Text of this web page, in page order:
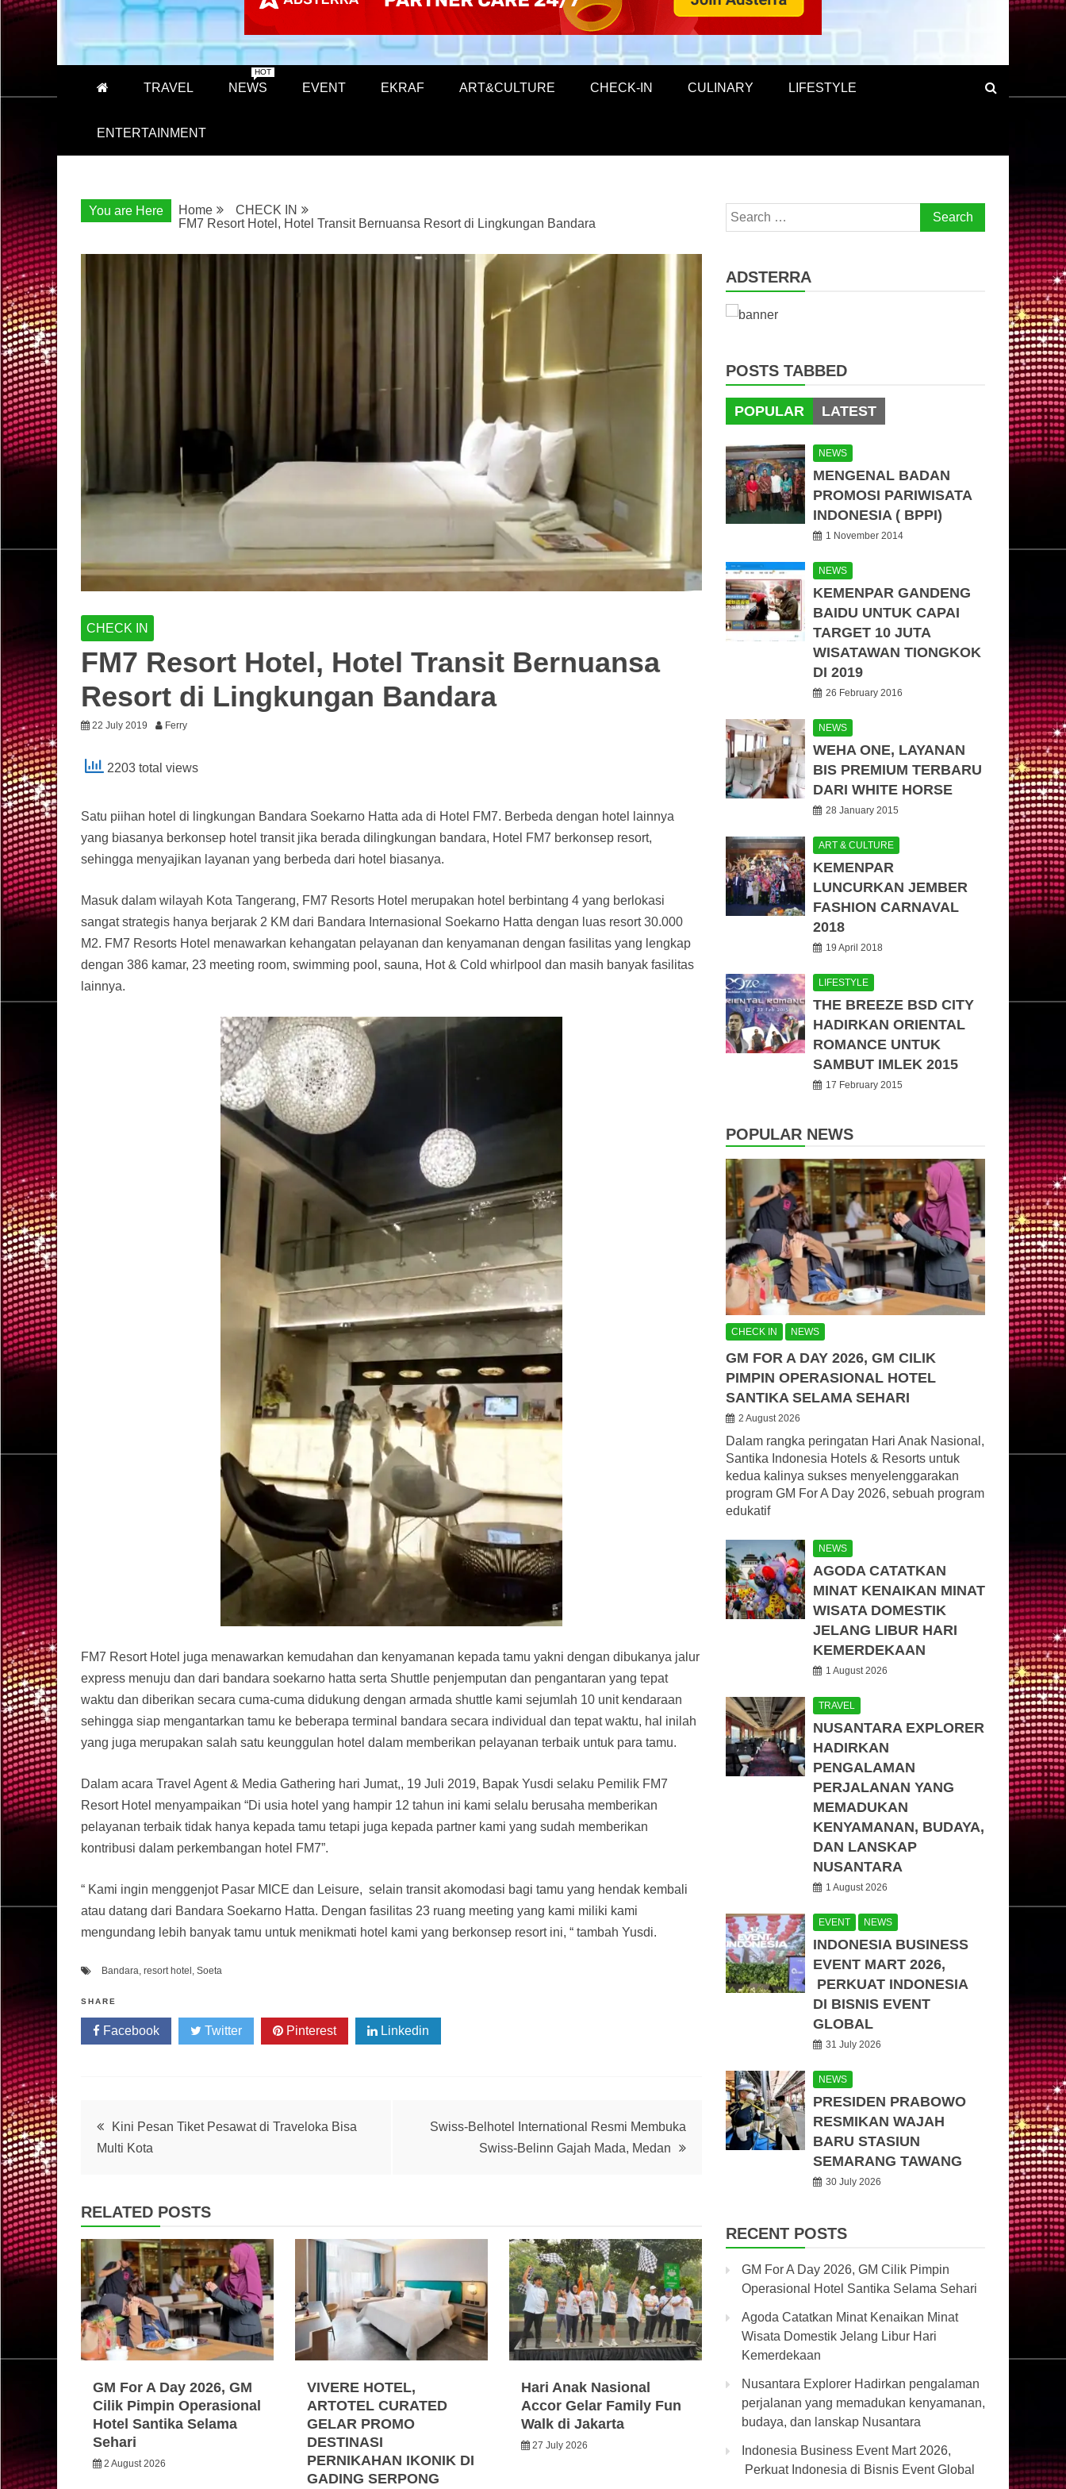
TRAVEL NEWS
HOT
EVENT EKRAF ART&CULTURE CHECK-IN CULINARY LIFESTYLE
ENTERTAINMENT
You are Here Home
CHECK IN
FM7 Resort Hotel, Hotel Transit Bernuansa Resort di Lingkungan Bandara
CHECK IN
FM7 Resort Hotel, Hotel Transit Bernuansa
Resort di Lingkungan Bandara
22 July 2019 Ferry
2203 total views
Satu piihan hotel di lingkungan Bandara Soekarno Hatta ada di Hotel FM7. Berbeda dengan hotel lainnya
yang biasanya berkonsep hotel transit jika berada dilingkungan bandara, Hotel FM7 berkonsep resort,
sehingga menyajikan layanan yang berbeda dari hotel biasanya.
Masuk dalam wilayah Kota Tangerang, FM7 Resorts Hotel merupakan hotel berbintang 4 yang berlokasi
sangat strategis hanya berjarak 2 KM dari Bandara Internasional Soekarno Hatta dengan luas resort 30.000
M2. FM7 Resorts Hotel menawarkan kehangatan pelayanan dan kenyamanan dengan fasilitas yang lengkap
dengan 386 kamar, 23 meeting room, swimming pool, sauna, Hot & Cold whirlpool dan masih banyak fasilitas
lainnya.
FM7 Resort Hotel juga menawarkan kemudahan dan kenyamanan kepada tamu yakni dengan dibukanya jalur
express menuju dan dari bandara soekarno hatta serta Shuttle penjemputan dan pengantaran yang tepat
waktu dan diberikan secara cuma-cuma didukung dengan armada shuttle kami sejumlah 10 unit kendaraan
sehingga siap mengantarkan tamu ke beberapa terminal bandara secara individual dan tepat waktu, hal inilah
yang juga merupakan salah satu keunggulan hotel dalam memberikan pelayanan terbaik untuk para tamu.
Dalam acara Travel Agent & Media Gathering hari Jumat,, 19 Juli 2019, Bapak Yusdi selaku Pemilik FM7
Resort Hotel menyampaikan “Di usia hotel yang hampir 12 tahun ini kami selalu berusaha memberikan
pelayanan terbaik tidak hanya kepada tamu tetapi juga kepada partner kami yang sudah memberikan
kontribusi dalam perkembangan hotel FM7”.
“ Kami ingin menggenjot Pasar MICE dan Leisure, selain transit akomodasi bagi tamu yang hendak kembali
atau datang dari Bandara Soekarno Hatta. Dengan fasilitas 23 ruang meeting yang kami miliki kami
mengundang lebih banyak tamu untuk menikmati hotel kami yang berkonsep resort ini, “ tambah Yusdi.
Bandara, resort hotel , Soeta
SHARE
Facebook Twitter Pinterest Linkedin
PostKini Pesan Tiket Pesawat di Traveloka Bisa
Multi Kota
Swiss-Belhotel International Resmi Membuka
Swiss-Belinn Gajah Mada, Medan
RELATED POSTS
GM For A Day 2026, GM
Cilik Pimpin Operasional
Hotel Santika Selama
Sehari
2 August 2026
VIVERE HOTEL,
ARTOTEL CURATED
GELAR PROMO
DESTINASI
PERNIKAHAN IKONIK DI
GADING SERPONG
Hari Anak Nasional
Accor Gelar Family Fun
Walk di Jakarta
27 July 2026
Search
for:
ADSTERRA
POSTS TABBED
POPULAR LATEST
NEWS
MENGENAL BADAN
PROMOSI PARIWISATA
INDONESIA ( BPPI)
1 November 2014
NEWS
KEMENPAR GANDENG
BAIDU UNTUK CAPAI
TARGET 10 JUTA
WISATAWAN TIONGKOK
DI 2019
26 February 2016
NEWS
WEHA ONE, LAYANAN
BIS PREMIUM TERBARU
DARI WHITE HORSE
28 January 2015
ART & CULTURE
KEMENPAR
LUNCURKAN JEMBER
FASHION CARNAVAL
2018
19 April 2018
LIFESTYLE
THE BREEZE BSD CITY
HADIRKAN ORIENTAL
ROMANCE UNTUK
SAMBUT IMLEK 2015
17 February 2015
POPULAR NEWS
CHECK IN NEWS
GM FOR A DAY 2026, GM CILIK
PIMPIN OPERASIONAL HOTEL
SANTIKA SELAMA SEHARI
2 August 2026
Dalam rangka peringatan Hari Anak Nasional,
Santika Indonesia Hotels & Resorts untuk
kedua kalinya sukses menyelenggarakan
program GM For A Day 2026, sebuah program
edukatif
NEWS
AGODA CATATKAN
MINAT KENAIKAN MINAT
WISATA DOMESTIK
JELANG LIBUR HARI
KEMERDEKAAN
1 August 2026
TRAVEL
NUSANTARA EXPLORER
HADIRKAN
PENGALAMAN
PERJALANAN YANG
MEMADUKAN
KENYAMANAN, BUDAYA,
DAN LANSKAP
NUSANTARA
1 August 2026
EVENT NEWS
INDONESIA BUSINESS
EVENT MART 2026,
PERKUAT INDONESIA
DI BISNIS EVENT
GLOBAL
31 July 2026
NEWS
PRESIDEN PRABOWO
RESMIKAN WAJAH
BARU STASIUN
SEMARANG TAWANG
30 July 2026
RECENT POSTS
GM For A Day 2026, GM Cilik Pimpin
Operasional Hotel Santika Selama Sehari
Agoda Catatkan Minat Kenaikan Minat
Wisata Domestik Jelang Libur Hari
Kemerdekaan
Nusantara Explorer Hadirkan pengalaman
perjalanan yang memadukan kenyamanan,
budaya, dan lanskap Nusantara
Indonesia Business Event Mart 2026,
Perkuat Indonesia di Bisnis Event Global